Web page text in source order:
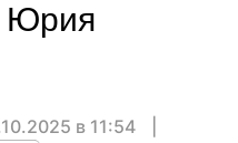
Юрия
в 11:54